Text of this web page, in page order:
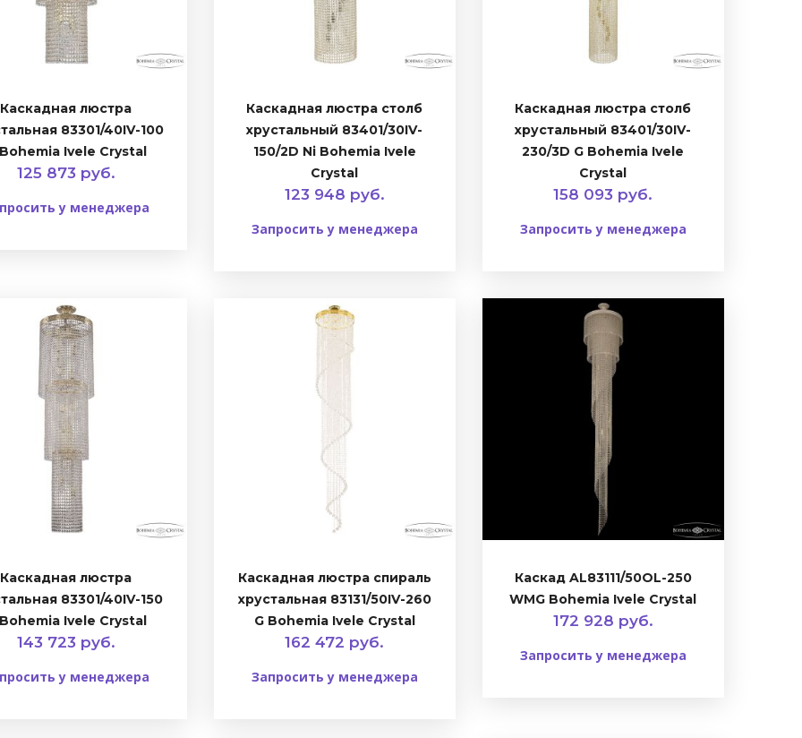
Каскадная люстра
83301/40IV-100
Ivele Crystal
125 873 руб.
у менеджера
Каскадная люстра столб
хрустальный 83401/30IV-
150/2D Ni Bohemia Ivele
Crystal
123 948 руб.
Запросить у менеджера
Каскадная люстра столб
хрустальный 83401/30IV-
230/3D G Bohemia Ivele
Crystal
158 093 руб.
Запросить у менеджера
Каскадная люстра
83301/40IV-150
Ivele Crystal
143 723 руб.
у менеджера
Каскадная люстра спираль
хрустальная 83131/50IV-260
G Bohemia Ivele Crystal
162 472 руб.
Запросить у менеджера
Каскад AL83111/50OL-250
WMG Bohemia Ivele Crystal
172 928 руб.
Запросить у менеджера